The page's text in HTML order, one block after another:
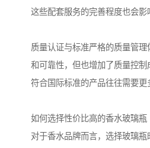
这些配套服务的完善程度也会影
质量认证与标准严格的质量管
和可靠性，但也增加了质量控制
符合国际标准的产品往往需要更
如何选择性价比高的香水玻璃瓶
对于香水品牌而言，选择玻璃瓶